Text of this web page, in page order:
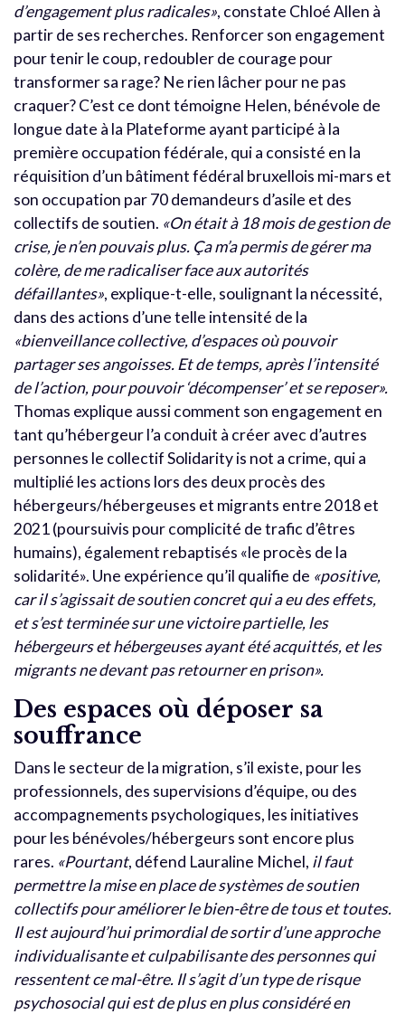
d’engagement plus radicales», constate Chloé Allen à
partir de ses recherches. Renforcer son engagement
pour tenir le coup, redoubler de courage pour
transformer sa rage? Ne rien lâcher pour ne pas
craquer? C’est ce dont témoigne Helen, bénévole de
longue date à la Plateforme ayant participé à la
première occupation fédérale, qui a consisté en la
réquisition d’un bâtiment fédéral bruxellois mi-mars et
son occupation par 70 demandeurs d’asile et des
collectifs de soutien. «On était à 18 mois de gestion de
crise, je n’en pouvais plus. Ça m’a permis de gérer ma
colère, de me radicaliser face aux autorités
défaillantes», explique-t-elle, soulignant la nécessité,
dans des actions d’une telle intensité de la
«bienveillance collective, d’espaces où pouvoir
partager ses angoisses. Et de temps, après l’intensité
de l’action, pour pouvoir ‘décompenser’ et se reposer».
Thomas explique aussi comment son engagement en
tant qu’hébergeur l’a conduit à créer avec d’autres
personnes le collectif Solidarity is not a crime, qui a
multiplié les actions lors des deux procès des
hébergeurs/hébergeuses et migrants entre 2018 et
2021 (poursuivis pour complicité de trafic d’êtres
humains), également rebaptisés «le procès de la
solidarité». Une expérience qu’il qualifie de «positive,
car il s’agissait de soutien concret qui a eu des effets,
et s’est terminée sur une victoire partielle, les
hébergeurs et hébergeuses ayant été acquittés, et les
migrants ne devant pas retourner en prison».
Des espaces où déposer sa
souffrance
Dans le secteur de la migration, s’il existe, pour les
professionnels, des supervisions d’équipe, ou des
accompagnements psychologiques, les initiatives
pour les bénévoles/hébergeurs sont encore plus
rares. «Pourtant, défend Lauraline Michel, il faut
permettre la mise en place de systèmes de soutien
collectifs pour améliorer le bien-être de tous et toutes.
Il est aujourd’hui primordial de sortir d’une approche
individualisante et culpabilisante des personnes qui
ressentent ce mal-être. Il s’agit d’un type de risque
psychosocial qui est de plus en plus considéré en